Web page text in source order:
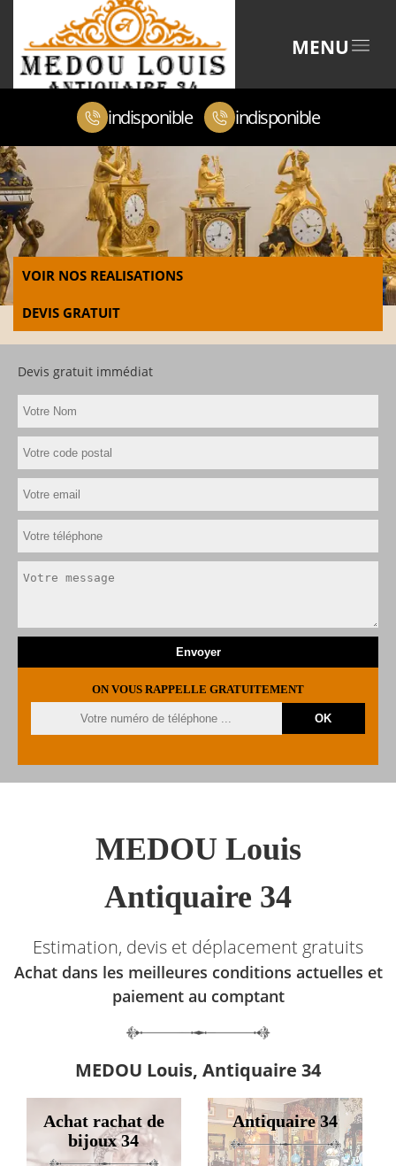
MENU
indisponible indisponible
VOIR NOS REALISATIONS
DEVIS GRATUIT
Devis gratuit immédiat
ON VOUS RAPPELLE GRATUITEMENT
MEDOU Louis
Antiquaire 34
Estimation, devis et déplacement gratuits
Achat dans les meilleures conditions actuelles et
paiement au comptant
MEDOU Louis, Antiquaire 34
Achat rachat de
bijoux 34
Antiquaire 34